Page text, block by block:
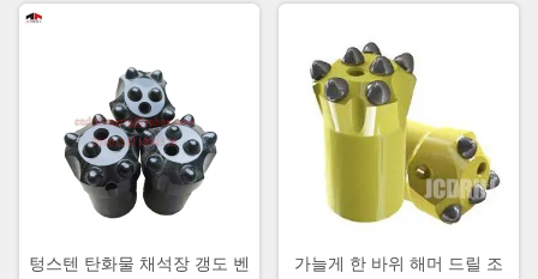
텅스텐 탄화물 채석장 갱도 벤
가늘게 한 바위 해머 드릴 조